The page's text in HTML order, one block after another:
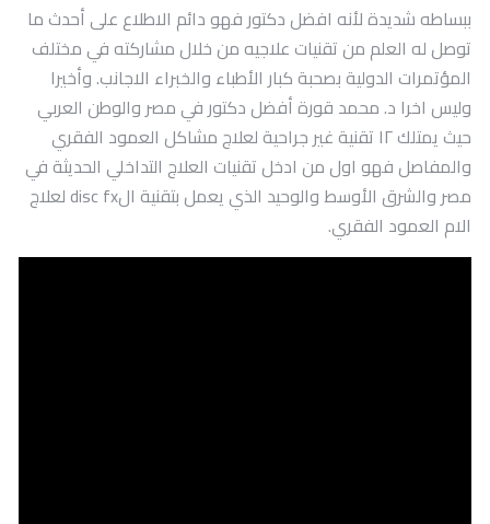
ببساطه شديدة لأنه افضل دكتور فهو دائم الاطلاع على أحدث ما
توصل له العلم من تقنيات علاجيه من خلال مشاركته في مختلف
المؤتمرات الدولية بصحبة كبار الأطباء والخبراء الاجانب. وأخيرا
وليس اخرا د. محمد قورة أفضل دكتور في مصر والوطن العربي
حيث يمتلك ١٢ تقنية غير جراحية لعلاج مشاكل العمود الفقري
والمفاصل فهو اول من ادخل تقنيات العلاج التداخلي الحديثة في
مصر والشرق الأوسط والوحيد الذي يعمل بتقنية الdisc fx لعلاج
الام العمود الفقري.